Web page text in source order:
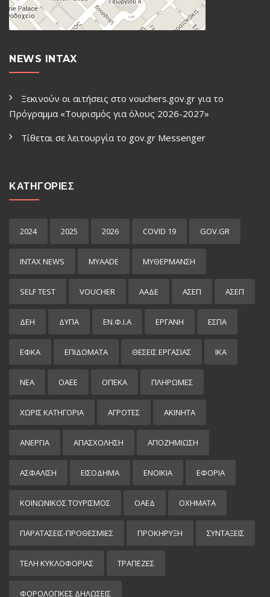
NEWS INTAX
Ξεκινούν οι αιτήσεις στο vouchers.gov.gr για το
Πρόγραμμα «Τουρισμός για όλους 2026-2027»
Τίθεται σε λειτουργία το gov.gr Μessenger
ΚΑΤΗΓΟΡΙΕΣ
2024 2025 2026 COVID 19 GOV.GR
INTAX NEWS MYAADE MYΘΈΡΜΑΝΣΗ
SELF TEST VOUCHER ΑΑΔΕ ΑΣΕΠ ΑΣΕΠ
ΔΕΗ ΔΥΠΑ ΕΝ.Φ.Ι.Α ΕΡΓΑΝΗ ΕΣΠΑ
ΕΦΚΑ ΕΠΙΔΌΜΑΤΑ ΘΕΣΕΙΣ ΕΡΓΑΣΙΑΣ ΙΚΑ
ΝΕΑ ΟΑΕΕ ΟΠΕΚΑ ΠΛΗΡΩΜΕΣ
ΧΩΡΊΣ ΚΑΤΗΓΟΡΊΑ ΑΓΡΟΤΕΣ ΑΚΙΝΗΤΑ
ΑΝΕΡΓΙΑ ΑΠΑΣΧΟΛΗΣΗ ΑΠΟΖΗΜΙΩΣΗ
ΑΣΦΑΛΙΣΗ ΕΙΣΌΔΗΜΑ ΕΝΟΙΚΙΑ ΕΦΟΡΙΑ
ΚΟΙΝΩΝΙΚΟΣ ΤΟΥΡΙΣΜΟΣ ΟΑΕΔ ΟΧΗΜΑΤΑ
ΠΑΡΑΤΑΣΕΙΣ-ΠΡΟΘΕΣΜΙΕΣ ΠΡΟΚΉΡΥΞΗ ΣΥΝΤΑΞΕΙΣ
ΤΕΛΗ ΚΥΚΛΟΦΟΡΙΑΣ ΤΡΑΠΕΖΕΣ
ΦΟΡΟΛΟΓΙΚΕΣ ΔΗΛΩΣΕΙΣ